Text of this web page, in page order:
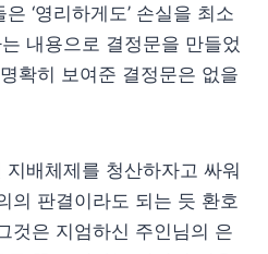
‘영리하게도’ 손실을 최소
내용으로 결정문을 만들었
확히 보여준 결정문은 없을
배체제를 청산하자고 싸워
의 판결이라도 되는 듯 환호
것은 지엄하신 주인님의 은